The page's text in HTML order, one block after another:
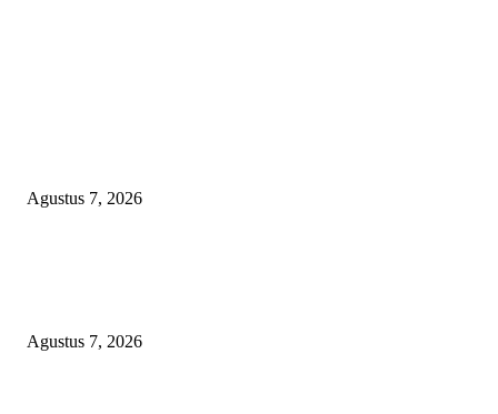
Agustus 7, 2026
Agustus 7, 2026